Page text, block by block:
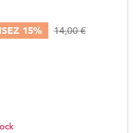
15% 14,00 €